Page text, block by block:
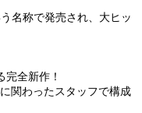
名称で発売され、大ヒッ
全新作！
関わったスタッフで構成